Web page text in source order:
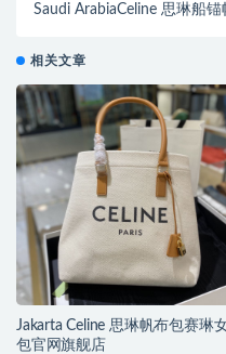
Saudi ArabiaCeline 思琳船
相关文章
Jakarta Celine 思琳帆布包赛琳
包官网旗舰店